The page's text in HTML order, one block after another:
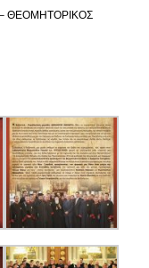
ΘΕΟΜΗΤΟΡΙΚΟΣ